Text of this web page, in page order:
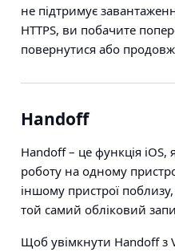
не підтримує
HTTPS, ви побачите
повернутися або
Handoff
Handoff – це функція iOS,
роботу на одному
іншому пристрої
той самий обліковий
Щоб увімкнути Handoff з